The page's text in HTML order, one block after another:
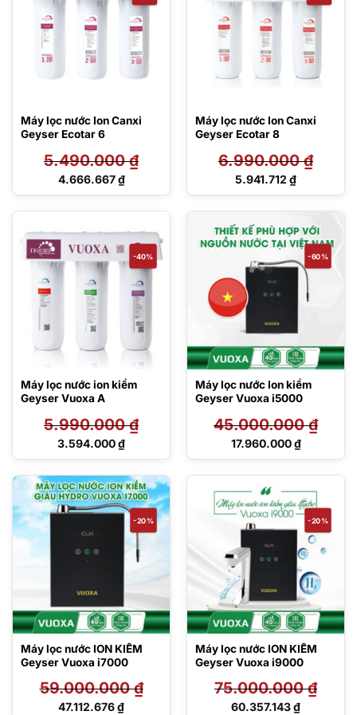
Máy lọc nước Ion Canxi
Geyser Ecotar 6
5.490.000₫
Giá
4.666.667₫
Giá
là:
4.666.667 ₫.
Máy lọc nước Ion Canxi
Geyser Ecotar 8
6.990.000₫
Giá
5.941.712 ₫
Giá
là:
5.941.712 ₫.
-40%
Máy lọc nước ion kiềm
Geyser Vuoxa A
5.990.000₫
Giá
5.990.000 ₫.
3.594.000₫
Giá
tại
là:
3.594.000 ₫.
-60%
Máy lọc nước Ion kiềm
Geyser Vuoxa i5000
45.000.000₫
Giá
45.000.000 ₫.
17.960.000₫
Giá
là:
17.960.000 ₫.
-20%
Máy lọc nước ION KIỀM
Geyser Vuoxa i7000
59.000.000₫
Giá
47.112.676₫
-20%
Máy lọc nước ION KIỀM
Geyser Vuoxa i9000
75.000.000₫
Giá
60.357.143₫